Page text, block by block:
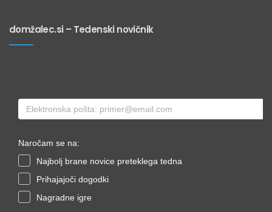
domžalec.si – Tedenski novičnik
Naročam se na:
Najbolj brane novice preteklega tedna
Prihajajoči dogodki
Nagradne igre